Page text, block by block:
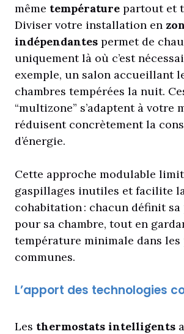
même température partout et
Diviser votre installation en
indépendantes permet de
uniquement là où c’est
exemple, un salon accueillant
chambres tempérées la nuit.
“multizone” s’adaptent à votre
réduisent concrètement la
d’énergie.
Cette approche modulable
gaspillages inutiles et facilite
cohabitation : chacun définit sa
pour sa chambre, tout en
température minimale dans les
communes.
L’apport des technologies
Les thermostats intelligents